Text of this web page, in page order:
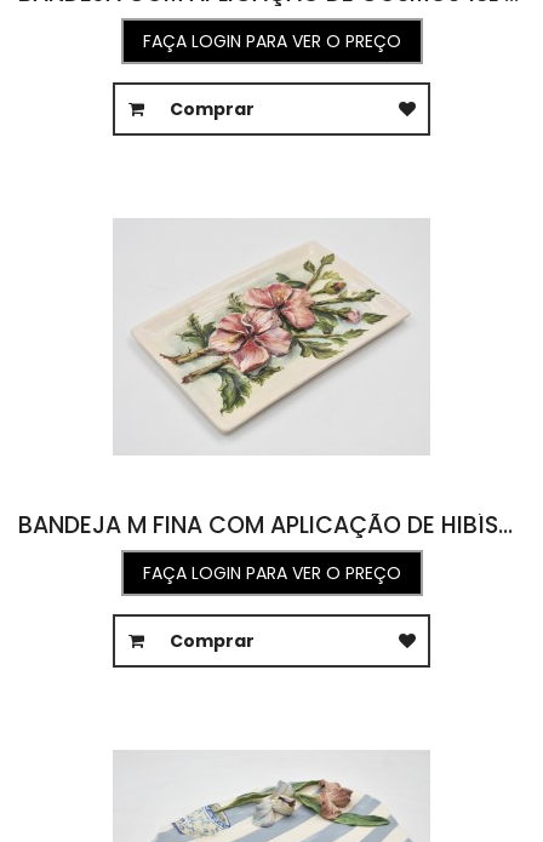
FAÇA LOGIN PARA VER O PREÇO
Comprar
BANDEJA M FINA COM APLICAÇÃO DE HIBÍSCOS 15L X 23,5C X 2A
FAÇA LOGIN PARA VER O PREÇO
Comprar